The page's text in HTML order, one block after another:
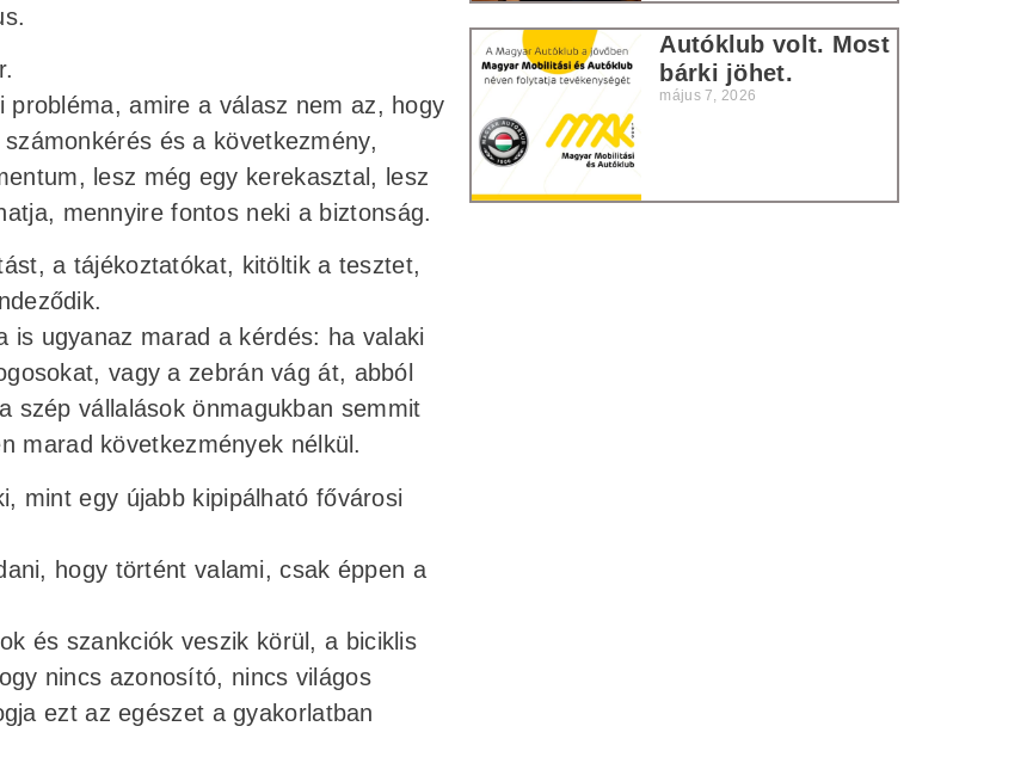
amire a válasz nem az, hogy
és a következmény,
lesz még egy kerekasztal, lesz
mennyire fontos neki a biztonság.
a tájékoztatókat, kitöltik a tesztet,
is ugyanaz marad a kérdés: ha valaki
vagy a zebrán vág át, abból
szép vállalások önmagukban semmit
marad következmények nélkül.
mint egy újabb kipipálható fővárosi
hogy történt valami, csak éppen a
és szankciók veszik körül, a biciklis
nincs azonosító, nincs világos
ezt az egészet a gyakorlatban
Autóklub volt. Most
bárki jöhet.
május 7, 2026